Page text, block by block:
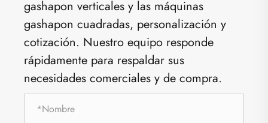
gashapon verticales y las máquinas
gashapon cuadradas, personalización y
cotización. Nuestro equipo responde
rápidamente para respaldar sus
necesidades comerciales y de compra.